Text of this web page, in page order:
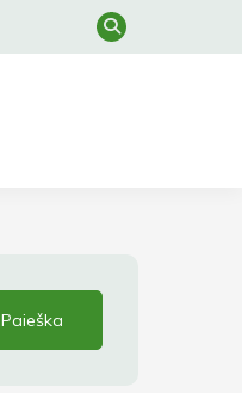
Paieška